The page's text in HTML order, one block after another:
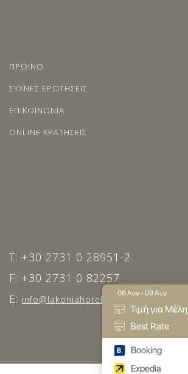
ΠΡΩΙΝΟ
ΣΥΧΝΕΣ ΕΡΩΤΗΣΕΙΣ
ΕΠΙΚΟΙΝΩΝΙΑ
ONLINE ΚΡΑΤΗΣΕΙΣ
T: +30 2731 0 28951-2
F: +30 2731 0 82257
E: info@lakoniahotel.gr
08 Αυγ - 09 Αυγ
Τιμή για Μέλη
Best Rate
Booking
Expedia